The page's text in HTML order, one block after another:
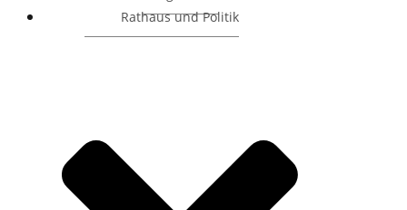
Rathaus und Politik